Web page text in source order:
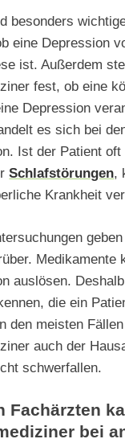
besonders
eine Depression
ist. Außerdem
fest, ob eine
Depression
es sich bei
Ist der Patient
Schlafstörungen,
Krankheit
Medikamente
auslösen.
die ein
den meisten
auch der
schwerfallen.
Fachärzten
bei